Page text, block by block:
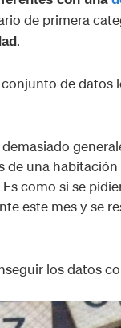
de primera
.
de
de una
como si se
este mes y se
los datos